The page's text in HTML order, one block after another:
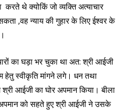
थे क्योकिं जो व्यक्ति अत्याचार
,वह न्याय की गुहार के लिए ईश्वर के
का घड़ा भर चुका था अत: श्री आईजी
हेतु स्वीकृति मांगने लगे। धन तथा
आईजी का घोर अपमान किया। बीला
अपमान को सहते हुए श्री आईजी ने उसके